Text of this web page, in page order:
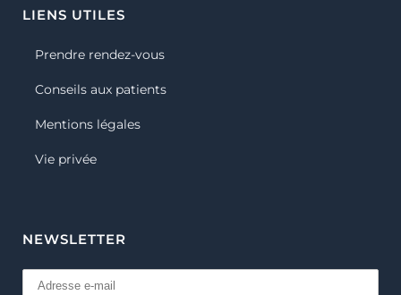
LIENS UTILES
Prendre rendez-vous
Conseils aux patients
Mentions légales
Vie privée
NEWSLETTER